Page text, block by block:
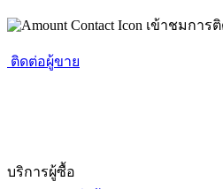
เข้าชมการ
ติดต่อผู้ขาย
บริการผู้ซื้อ